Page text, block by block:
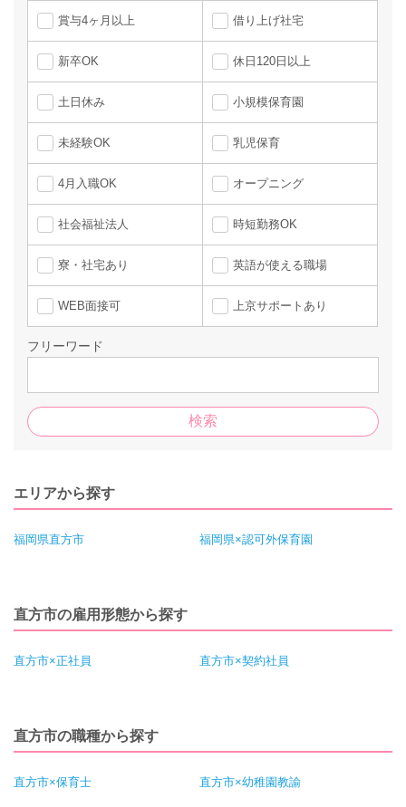
賞与4ヶ月以上 借り上げ社宅
新卒OK 休日120日以上
土日休み 小規模保育園
未経験OK 乳児保育
4月入職OK オープニング
社会福祉法人 時短勤務OK
寮・社宅あり 英語が使える職場
WEB面接可 上京サポートあり
フリーワード
エリアから探す
福岡県直方市 福岡県×認可外保育園
直方市の雇用形態から探す
直方市×正社員 直方市×契約社員
直方市の職種から探す
直方市×保育士 直方市×幼稚園教諭